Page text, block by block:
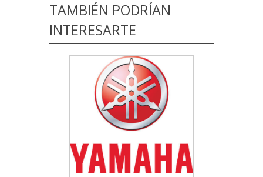
TAMBIÉN PODRÍAN
INTERESARTE